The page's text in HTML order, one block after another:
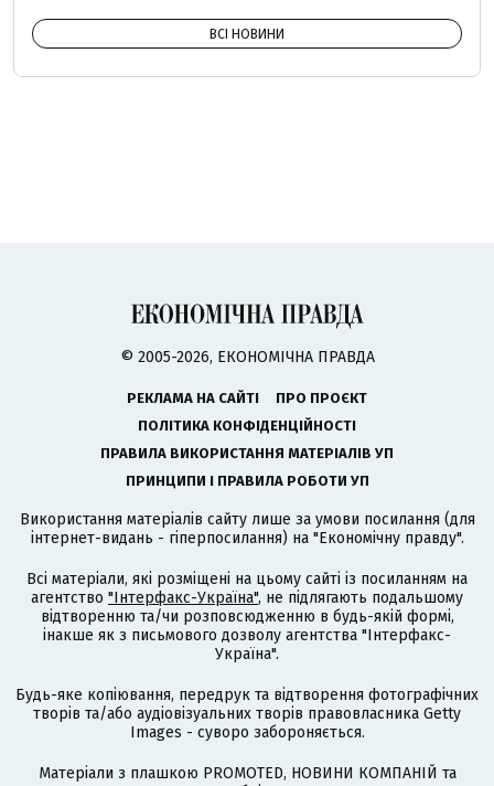
ВСІ НОВИНИ
© 2005-2026, ЕКОНОМІЧНА ПРАВДА
РЕКЛАМА НА САЙТІ
ПРО ПРОЄКТ
ПОЛІТИКА КОНФІДЕНЦІЙНОСТІ
ПРАВИЛА ВИКОРИСТАННЯ МАТЕРІАЛІВ УП
ПРИНЦИПИ І ПРАВИЛА РОБОТИ УП
Використання матеріалів сайту лише за умови посилання (для
інтернет-видань - гіперпосилання) на "Економічну правду".
Всі матеріали, які розміщені на цьому сайті із посиланням на
агентство "Інтерфакс-Україна", не підлягають подальшому
відтворенню та/чи розповсюдженню в будь-якій формі,
інакше як з письмового дозволу агентства "Інтерфакс-
Україна".
Будь-яке копіювання, передрук та відтворення фотографічних
творів та/або аудіовізуальних творів правовласника Getty
Images - суворо забороняється.
Матеріали з плашкою PROMOTED, НОВИНИ КОМПАНІЙ та